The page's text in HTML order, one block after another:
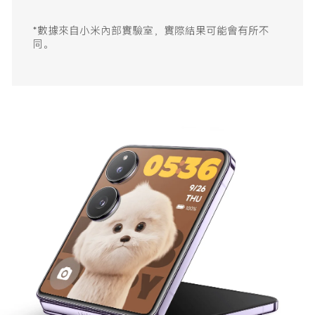
*數據來自小米內部實驗室，實際結果可能會有所不
同。